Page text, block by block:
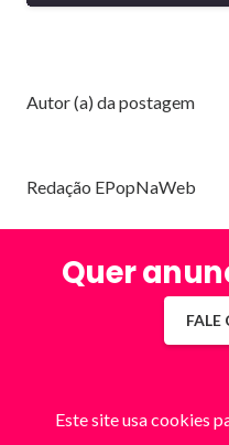
Autor (a) da postagem
Redação EPopNaWeb
Quer
FALE
Este site usa cookies